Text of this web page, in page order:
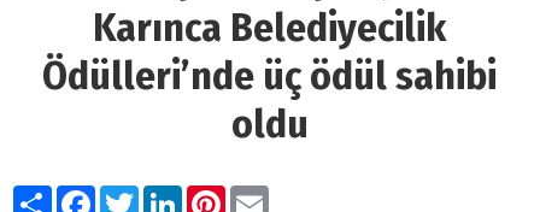
Karınca Belediyecilik
Ödülleri’nde üç ödül sahibi
oldu
PaylaşFacebook
TwitterLinkedIn
Pinterest
Email